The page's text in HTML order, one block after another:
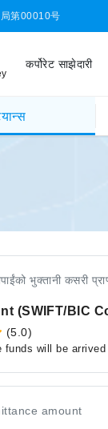
第00010号
कर्पोरेट साझेदारी
भुक्तानी कसरी
(SWIFT/BIC
(5.0)
funds will be
amount